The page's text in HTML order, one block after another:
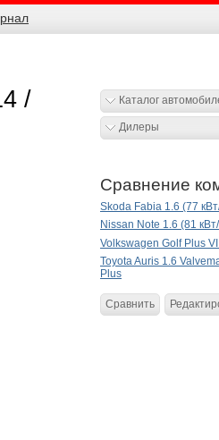
/ Каталог
Дилеры
Сравнение
Skoda Fabia 1.6 (77
Nissan Note 1.6 (81
Volkswagen Golf Plus
Toyota Auris 1.6
Plus
Сравнить